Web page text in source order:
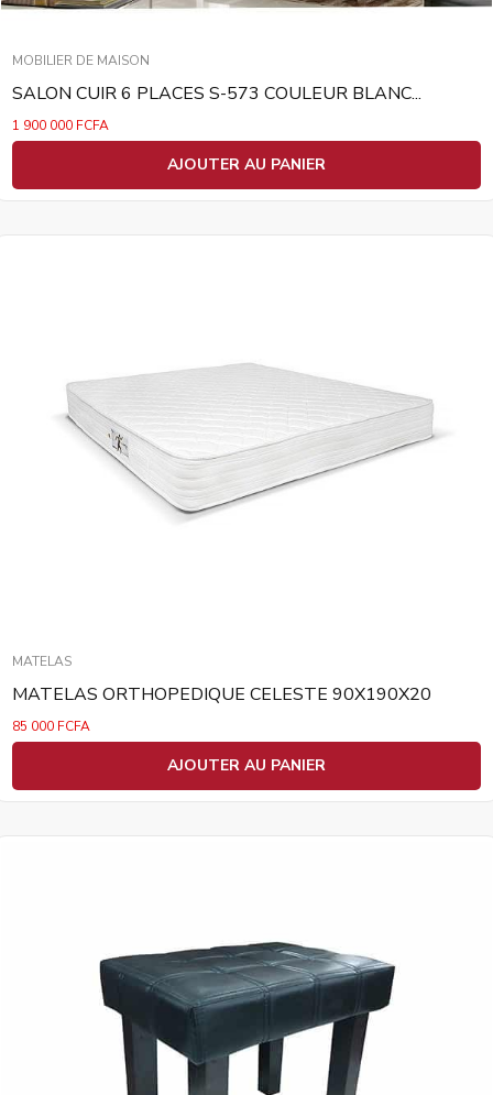
MOBILIER DE MAISON
SALON CUIR 6 PLACES S-573 COULEUR BLANC...
1 900 000 FCFA
AJOUTER AU PANIER
MATELAS
MATELAS ORTHOPEDIQUE CELESTE 90X190X20
85 000 FCFA
AJOUTER AU PANIER